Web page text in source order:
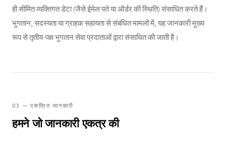
ही सीमित व्यक्तिगत डेटा (जैसे ईमेल पते या ऑर्डर की स्थिति) संसाधित करते हैं।
भुगतान, सदस्यता या ग्राहक सहायता से संबंधित मामलों में, यह जानकारी मुख्य
रूप से तृतीय-पक्ष भुगतान सेवा प्रदाताओं द्वारा संसाधित की जाती है।
03 — एकत्रित जानकारी
हमने जो जानकारी एकत्र की